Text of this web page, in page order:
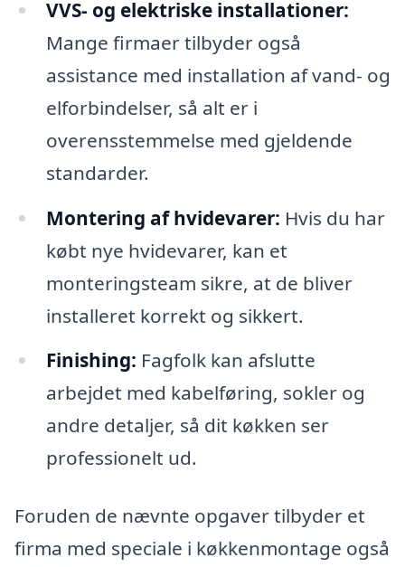
VVS- og elektriske installationer:
Mange firmaer tilbyder også
assistance med installation af vand- og
elforbindelser, så alt er i
overensstemmelse med gjeldende
standarder.
Montering af hvidevarer: Hvis du har
købt nye hvidevarer, kan et
monteringsteam sikre, at de bliver
installeret korrekt og sikkert.
Finishing: Fagfolk kan afslutte
arbejdet med kabelføring, sokler og
andre detaljer, så dit køkken ser
professionelt ud.
Foruden de nævnte opgaver tilbyder et
firma med speciale i køkkenmontage også